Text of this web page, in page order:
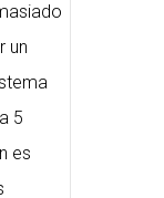
un
5
es